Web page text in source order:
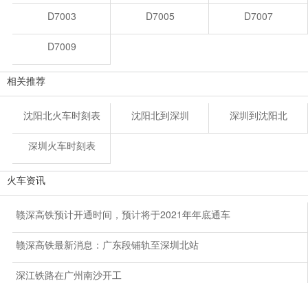
D7003 D7005 D7007
D7009
相关推荐
沈阳北火车时刻表 沈阳北到深圳 深圳到沈阳北
深圳火车时刻表
火车资讯
赣深高铁预计开通时间，预计将于2021年年底通车
赣深高铁最新消息：广东段铺轨至深圳北站
深江铁路在广州南沙开工